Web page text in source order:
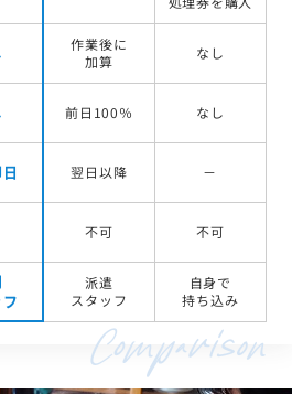
作業後に
加算
なし
前日100％ なし
翌日以降 －
不可 不可
派遣
スタッフ
自身で
持ち込み